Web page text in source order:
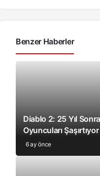
Benzer Haberler
Diablo 2: 25 Yıl
Oyuncuları Şaşırtıyor
6 ay önce